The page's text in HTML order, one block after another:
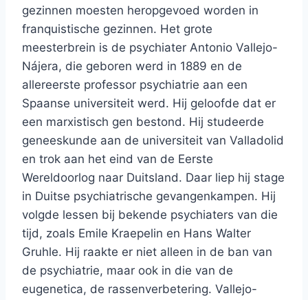
gezinnen moesten heropgevoed worden in
franquistische gezinnen. Het grote
meesterbrein is de psychiater Antonio Vallejo-
Nájera, die geboren werd in 1889 en de
allereerste professor psychiatrie aan een
Spaanse universiteit werd. Hij geloofde dat er
een marxistisch gen bestond. Hij studeerde
geneeskunde aan de universiteit van Valladolid
en trok aan het eind van de Eerste
Wereldoorlog naar Duitsland. Daar liep hij stage
in Duitse psychiatrische gevangenkampen. Hij
volgde lessen bij bekende psychiaters van die
tijd, zoals Emile Kraepelin en Hans Walter
Gruhle. Hij raakte er niet alleen in de ban van
de psychiatrie, maar ook in die van de
eugenetica, de rassenverbetering. Vallejo-